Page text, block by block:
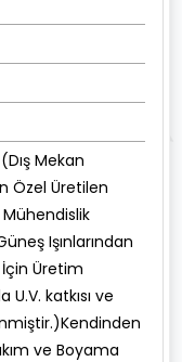
Mekan
Özel Üretilen
Işınlarından
Üretim
U.V. katkısı ve
ve Boyama